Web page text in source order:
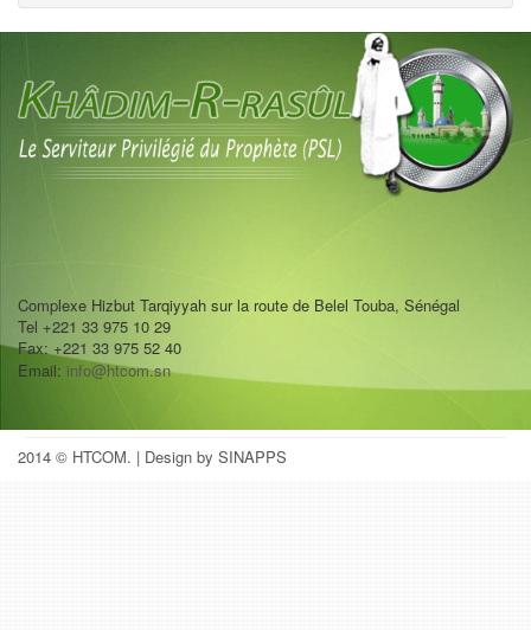
Complexe Hizbut Tarqiyyah sur la route de Belel Touba, Sénégal
Tel +221 33 975 10 29
Fax: +221 33 975 52 40
Email: info@htcom.sn
2014 © HTCOM. | Design by SINAPPS